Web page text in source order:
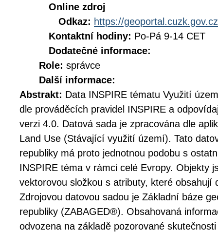
Online zdroj
Odkaz: https://geoportal.cuzk.gov.cz
Kontaktní hodiny: Po-Pá 9-14 CET
Dodatečné informace:
Role: správce
Další informace:
Abstrakt: Data INSPIRE tématu Využití
dle prováděcích pravidel INSPIRE a
verzi 4.0. Datová sada je zpracována dle
Land Use (Stávající využití území). Tato
republiky má proto jednotnou podobu s
INSPIRE téma v rámci celé Evropy. Objekty
vektorovou složkou s atributy, které obsahují
Zdrojovou datovou sadou je Základní báze
republiky (ZABAGED®). Obsahovaná
odvozena na základě pozorované